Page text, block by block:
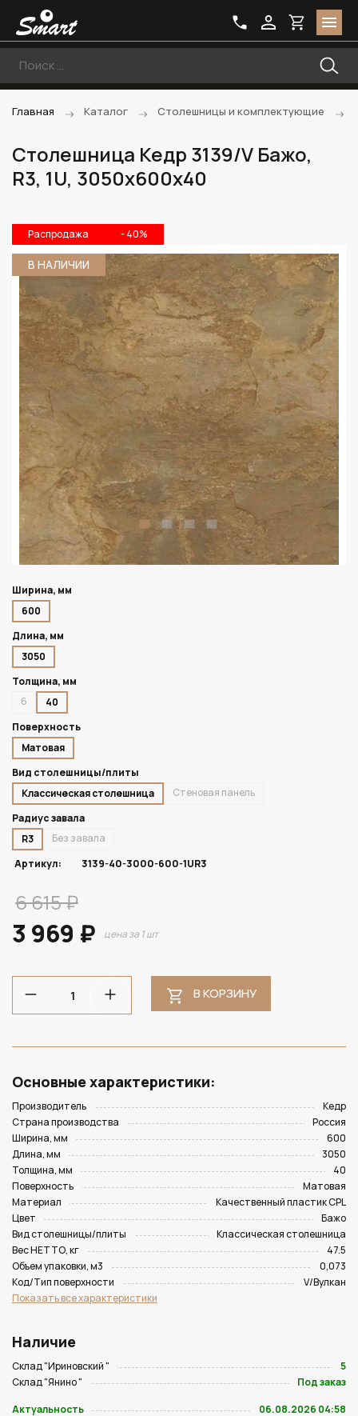
Главная Каталог Столешницы и комплектующие
Столешница Кедр 3139/V Бажо,
R3, 1U, 3050х600х40
Распродажа - 40%
В НАЛИЧИИ
Ширина, мм
600
Длина, мм
3050
Толщина, мм
6
40
Поверхность
Матовая
Вид столешницы/плиты
Классическая столешница
Стеновая панель
Радиус завала
R3
Без завала
Артикул:
3139-40-3000-600-1UR3
6 615 ₽
3 969 ₽ цена за 1 шт
В КОРЗИНУ
Основные характеристики:
Производитель
Кедр
Страна производства
Россия
Ширина, мм
600
Длина, мм
3050
Толщина, мм
40
Поверхность
Матовая
Материал
Качественный пластик CPL
Цвет
Бажо
Вид столешницы/плиты
Классическая столешница
Вес НЕТТО, кг
47.5
Объем упаковки, м3
0,073
Код/Тип поверхности
V/Вулкан
Показать все характеристики
Наличие
Склад "Ириновский "
5
Склад "Янино "
Под заказ
Актуальность
06.08.2026 04:58